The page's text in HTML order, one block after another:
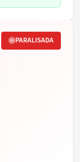
PARALISADA